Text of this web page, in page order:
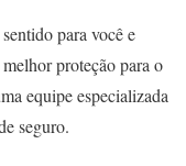
para você e
proteção para o
equipe especializada
seguro.